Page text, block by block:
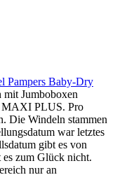
Pampers Baby-Dry
mit Jumboboxen
MAXI PLUS. Pro
Die Windeln stammen
war letztes
gibt es von
es zum Glück nicht.
nur an